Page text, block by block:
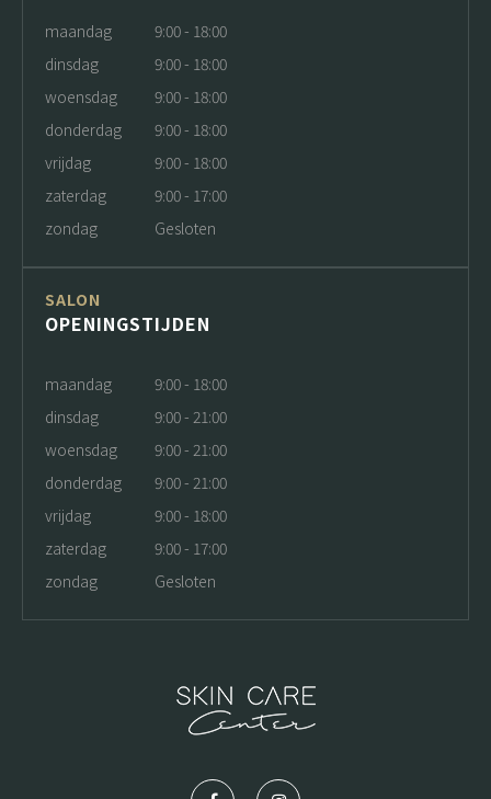
maandag
9:00 - 18:00
dinsdag
9:00 - 18:00
woensdag
9:00 - 18:00
donderdag
9:00 - 18:00
vrijdag
9:00 - 18:00
zaterdag
9:00 - 17:00
zondag
Gesloten
SALON
OPENINGSTIJDEN
maandag
9:00 - 18:00
dinsdag
9:00 - 21:00
woensdag
9:00 - 21:00
donderdag
9:00 - 21:00
vrijdag
9:00 - 18:00
zaterdag
9:00 - 17:00
zondag
Gesloten